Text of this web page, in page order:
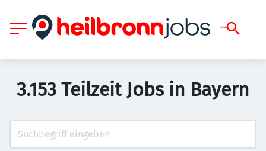
3.153 Teilzeit Jobs in Bayern